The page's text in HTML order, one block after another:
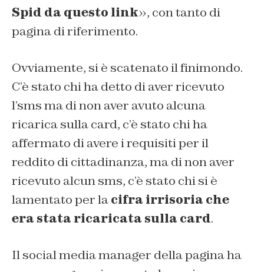
Spid da questo link», con tanto di
pagina di riferimento.
Ovviamente, si è scatenato il finimondo.
C’è stato chi ha detto di aver ricevuto
l’sms ma di non aver avuto alcuna
ricarica sulla card, c’è stato chi ha
affermato di avere i requisiti per il
reddito di cittadinanza, ma di non aver
ricevuto alcun sms, c’è stato chi si è
lamentato per lacifra irrisoria che
era stata ricaricata sulla card.
Il social media manager della pagina ha